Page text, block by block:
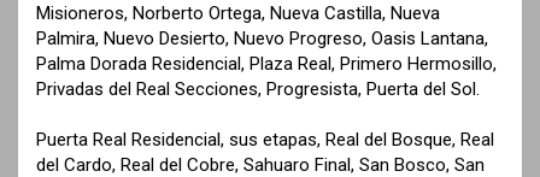
Misioneros, Norberto Ortega, Nueva Castilla, Nueva
Palmira, Nuevo Desierto, Nuevo Progreso, Oasis Lantana,
Palma Dorada Residencial, Plaza Real, Primero Hermosillo,
Privadas del Real Secciones, Progresista, Puerta del Sol.
Puerta Real Residencial, sus etapas, Real del Bosque, Real
del Cardo, Real del Cobre, Sahuaro Final, San Bosco, San